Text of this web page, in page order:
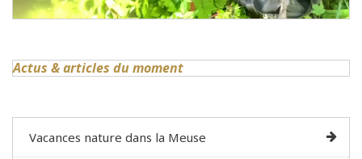
Actus & articles du moment
Vacances nature dans la Meuse